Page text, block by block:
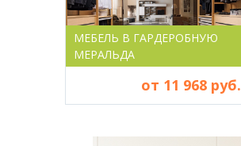
МЕБЕЛЬ В ГАРДЕРОБНУЮ
МЕРАЛЬДА
от 11 968 руб.